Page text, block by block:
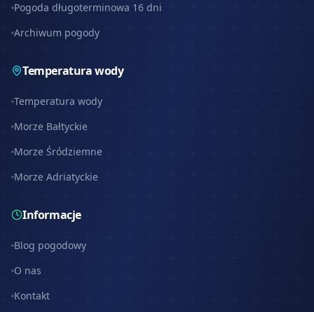
Pogoda długoterminowa 16 dni
Archiwum pogody
Temperatura wody
Temperatura wody
Morze Bałtyckie
Morze Śródziemne
Morze Adriatyckie
Informacje
Blog pogodowy
O nas
Kontakt